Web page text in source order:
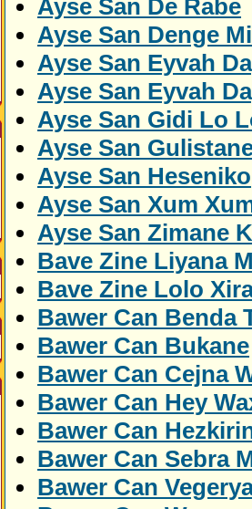
Ayse San De Rabe
Ayse San Denge
Ayse San Eyvah
Ayse San Eyvah
Ayse San Gidi Lo
Ayse San
Ayse San Heseniko
Ayse San Xum
Ayse San Zimane
Bave Zine Liyana
Bave Zine Lolo
Bawer Can Benda
Bawer Can Bukane
Bawer Can Cejna
Bawer Can Hey
Bawer Can
Bawer Can Sebra
Bawer Can